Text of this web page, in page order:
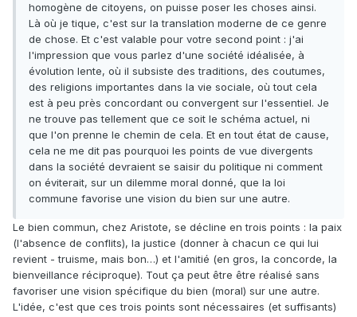
homogène de citoyens, on puisse poser les choses ainsi.
Là où je tique, c'est sur la translation moderne de ce genre
de chose. Et c'est valable pour votre second point : j'ai
l'impression que vous parlez d'une société idéalisée, à
évolution lente, où il subsiste des traditions, des coutumes,
des religions importantes dans la vie sociale, où tout cela
est à peu près concordant ou convergent sur l'essentiel. Je
ne trouve pas tellement que ce soit le schéma actuel, ni
que l'on prenne le chemin de cela. Et en tout état de cause,
cela ne me dit pas pourquoi les points de vue divergents
dans la société devraient se saisir du politique ni comment
on éviterait, sur un dilemme moral donné, que la loi
commune favorise une vision du bien sur une autre.
Le bien commun, chez Aristote, se décline en trois points : la paix
(l'absence de conflits), la justice (donner à chacun ce qui lui
revient - truisme, mais bon…) et l'amitié (en gros, la concorde, la
bienveillance réciproque). Tout ça peut être être réalisé sans
favoriser une vision spécifique du bien (moral) sur une autre.
L'idée, c'est que ces trois points sont nécessaires (et suffisants)